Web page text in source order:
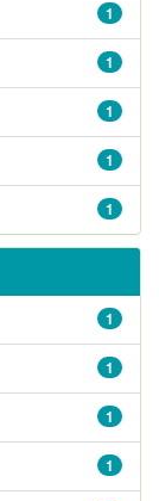
1
1
1
1
1
1
1
1
1